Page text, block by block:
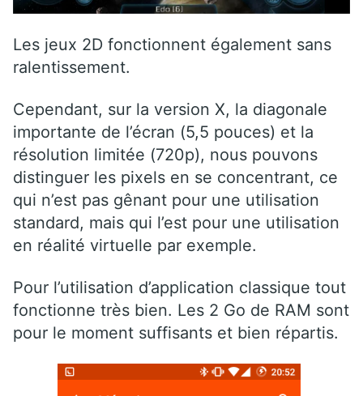
Les jeux 2D fonctionnent également sans
ralentissement.
Cependant, sur la version X, la diagonale
importante de l’écran (5,5 pouces) et la
résolution limitée (720p), nous pouvons
distinguer les pixels en se concentrant, ce
qui n’est pas gênant pour une utilisation
standard, mais qui l’est pour une utilisation
en réalité virtuelle par exemple.
Pour l’utilisation d’application classique tout
fonctionne très bien. Les 2 Go de RAM sont
pour le moment suffisants et bien répartis.